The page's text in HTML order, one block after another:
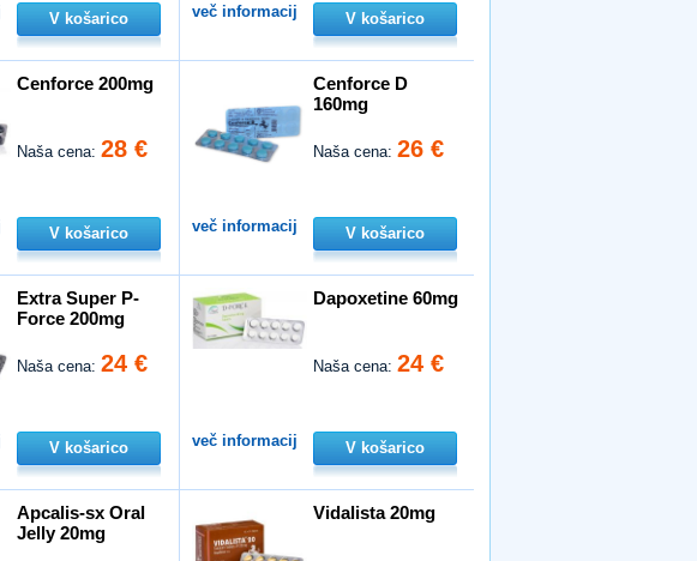
V košarico več informacij V košarico
Cenforce 200mg
Naša cena:28 €
V košarico
Cenforce D
160mg
Naša cena:26 €
več informacij V košarico
Extra Super P-
Force 200mg
Naša cena:24 €
V košarico
Dapoxetine 60mg
Naša cena:24 €
več informacij V košarico
Apcalis-sx Oral
Jelly 20mg
Vidalista 20mg